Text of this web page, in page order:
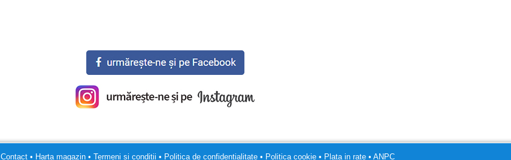
Contact• Harta magazin• Termeni si conditii • Politica de confidentialitate• Politica cookie• Plata in rate• ANPC